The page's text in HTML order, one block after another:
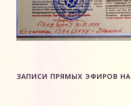
ЗАПИСИ ПРЯМЫХ ЭФИРОВ НА